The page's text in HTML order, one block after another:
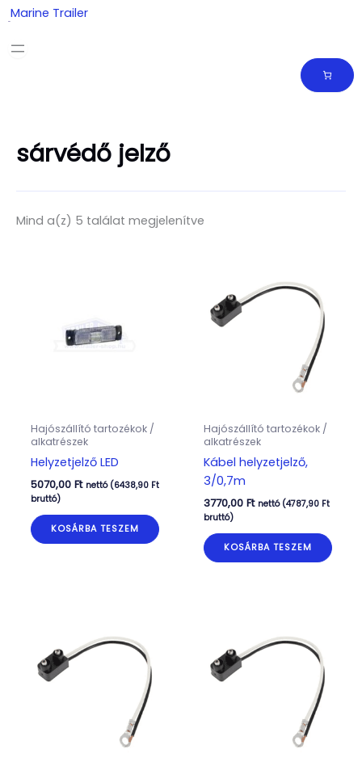
Skip
to
content
Marine Trailer
sárvédő jelző
Mind a(z) 5 találat megjelenítve
Hajószállító tartozékok /
alkatrészek
Helyzetjelző LED
5070,00 Ft nettó (6438,90 Ft
bruttó)
KOSÁRBA TESZEM
Hajószállító tartozékok /
alkatrészek
Kábel helyzetjelző,
3/0,7m
3770,00 Ft nettó (4787,90 Ft
bruttó)
KOSÁRBA TESZEM